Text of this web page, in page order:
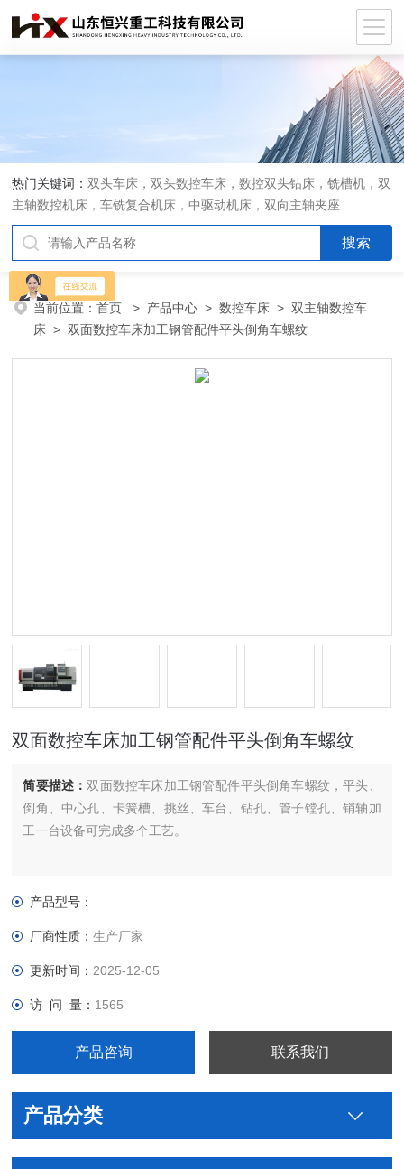
热门关键词：双头车床，双头数控车床，数控双头钻床，铣槽机，双
主轴数控机床，车铣复合机床，中驱动机床，双向主轴夹座
当前位置：首页 > 产品中心 >数控车床 >双主轴数控车
床 > 双面数控车床加工钢管配件平头倒角车螺纹
双面数控车床加工钢管配件平头倒角车螺纹
简要描述：双面数控车床加工钢管配件平头倒角车螺纹，平头、
倒角、中心孔、卡簧槽、挑丝、车台、钻孔、管子镗孔、销轴加
工一台设备可完成多个工艺。
产品型号：
厂商性质：生产厂家
更新时间： 2025-12-05
访 问 量： 1565
产品咨询 联系我们
产品分类